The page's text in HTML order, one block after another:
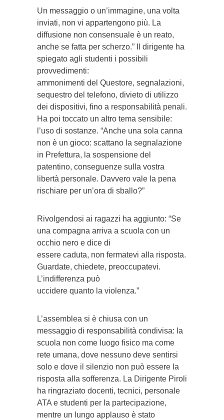
Un messaggio o un’immagine, una volta
inviati, non vi appartengono più. La
diffusione non consensuale è un reato,
anche se fatta per scherzo.” Il dirigente ha
spiegato agli studenti i possibili
provvedimenti:
ammonimenti del Questore, segnalazioni,
sequestro del telefono, divieto di utilizzo
dei dispositivi, fino a responsabilità penali.
Ha poi toccato un altro tema sensibile:
l’uso di sostanze. “Anche una sola canna
non è un gioco: scattano la segnalazione
in Prefettura, la sospensione del
patentino, conseguenze sulla vostra
libertà personale. Davvero vale la pena
rischiare per un’ora di sballo?”
Rivolgendosi ai ragazzi ha aggiunto: “Se
una compagna arriva a scuola con un
occhio nero e dice di
essere caduta, non fermatevi alla risposta.
Guardate, chiedete, preoccupatevi.
L’indifferenza può
uccidere quanto la violenza.”
L’assemblea si è chiusa con un
messaggio di responsabilità condivisa: la
scuola non come luogo fisico ma come
rete umana, dove nessuno deve sentirsi
solo e dove il silenzio non può essere la
risposta alla sofferenza. La Dirigente Piroli
ha ringraziato docenti, tecnici, personale
ATA e studenti per la partecipazione,
mentre un lungo applauso è stato